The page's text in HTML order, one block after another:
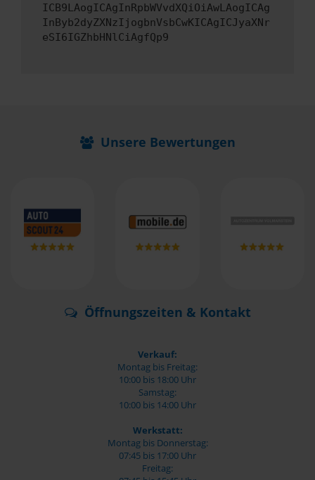
ICB9LAogICAgInRpbWVvdXQiOiAwLAogICAg
InByb2dyZXNzIjogbnVsbCwKICAgICJyaXNr
eSI6IGZhbHNlCiAgfQp9
Unsere Bewertungen
Öffnungszeiten & Kontakt
Verkauf:
Montag bis Freitag:
10:00 bis 18:00 Uhr
Samstag:
10:00 bis 14:00 Uhr
Werkstatt:
Montag bis Donnerstag:
07:45 bis 17:00 Uhr
Freitag: